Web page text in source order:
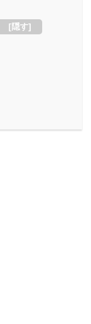
[隠す]